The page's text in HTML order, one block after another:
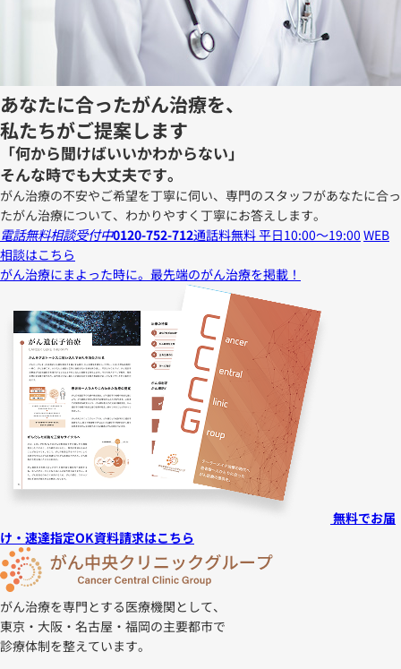
あなたに合ったがん治療を、
私たちがご提案します
「何から聞けばいいかわからない」
そんな時でも大丈夫です。
がん治療の不安やご希望を丁寧に伺い、専門のスタッフがあなたに合っ
たがん治療について、わかりやすく丁寧にお答えします。
電話無料相談受付中0120-752-712通話料無料 平日10:00～19:00WEB
相談はこちら
がん治療にまよった時に。 最先端のがん治療を掲載！
無料でお届
け・速達指定OK資料請求はこちら
がん治療を専門とする医療機関として、
東京・大阪・名古屋・福岡の主要都市で
診療体制を整えています。